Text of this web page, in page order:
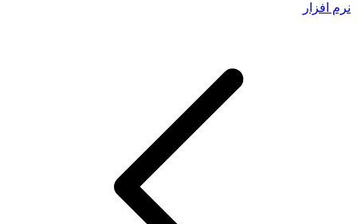
نرم افزار